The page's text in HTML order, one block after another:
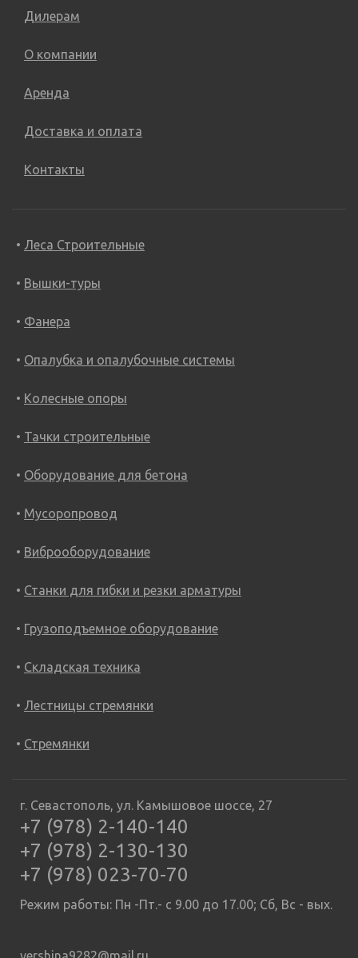
Дилерам
О компании
Аренда
Доставка и оплата
Контакты
Леса Строительные
Вышки-туры
Фанера
Опалубка и опалубочные системы
Колесные опоры
Тачки строительные
Оборудование для бетона
Мусоропровод
Виброоборудование
Станки для гибки и резки арматуры
Грузоподъемное оборудование
Складская техника
Лестницы стремянки
Стремянки
г. Севастополь, ул. Камышовое шоссе, 27
+7 (978) 2-140-140
+7 (978) 2-130-130
+7 (978) 023-70-70
Режим работы: Пн -Пт.- с 9.00 до 17.00; Сб, Вс - вых.